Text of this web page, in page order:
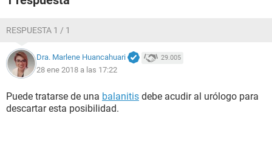
RESPUESTA 1 / 1
Dra. Marlene Huancahuari 29.005
28 ene 2018 a las 17:22
Puede tratarse de una balanitis debe acudir al urólogo para
descartar esta posibilidad.